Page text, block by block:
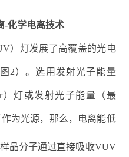
-化学电离技术
） 灯发展了高覆盖的光电
2）。 选用发射光子能量
）灯或发射光子能量 （最
作为光源， 那么， 电离能低
品分子通过直接吸收VUV